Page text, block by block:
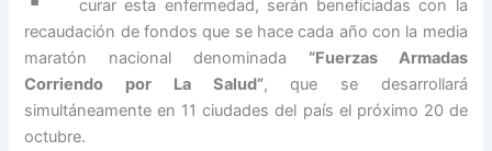
curar esta enfermedad, serán beneficiadas con la
recaudación de fondos que se hace cada año con la media
maratón nacional denominada “Fuerzas Armadas
Corriendo por La Salud”, que se desarrollará
simultáneamente en 11 ciudades del país el próximo 20 de
octubre.